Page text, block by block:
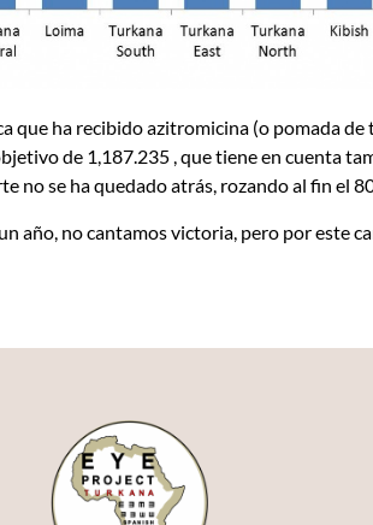
que ha recibido azitromicina (o pomada
de 1,187.235 , que tiene en cuenta
no se ha quedado atrás, rozando al fin el
año, no cantamos victoria, pero por este